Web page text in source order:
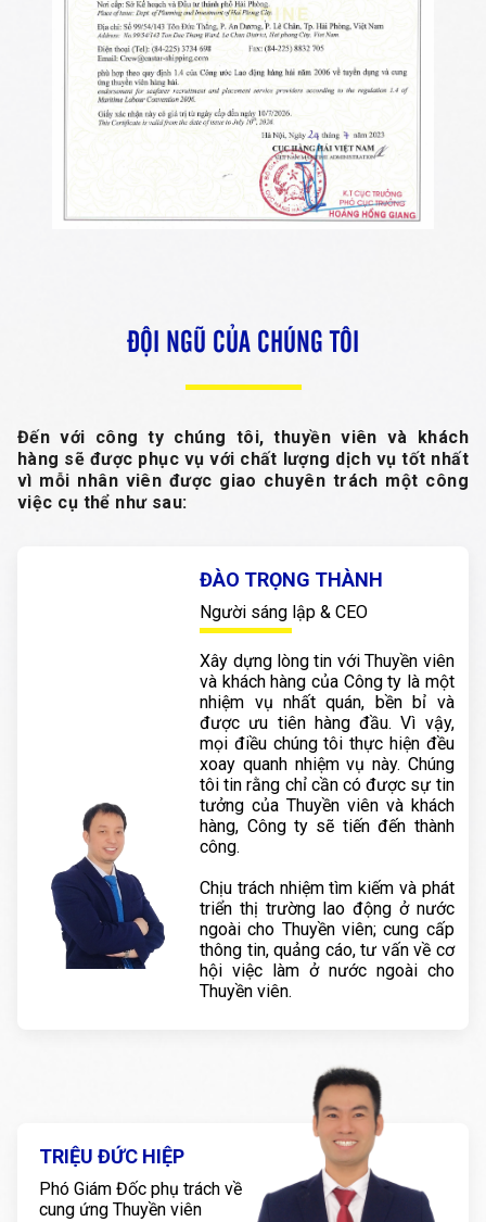
ĐỘI NGŨ CỦA CHÚNG TÔI
Đến với công ty chúng tôi, thuyền viên và khách
hàng sẽ được phục vụ với chất lượng dịch vụ tốt nhất
vì mỗi nhân viên được giao chuyên trách một công
việc cụ thể như sau:
ĐÀO TRỌNG THÀNH
Người sáng lập & CEO
Xây dựng lòng tin với Thuyền viên
và khách hàng của Công ty là một
nhiệm vụ nhất quán, bền bỉ và
được ưu tiên hàng đầu. Vì vậy,
mọi điều chúng tôi thực hiện đều
xoay quanh nhiệm vụ này. Chúng
tôi tin rằng chỉ cần có được sự tin
tưởng của Thuyền viên và khách
hàng, Công ty sẽ tiến đến thành
công.
Chịu trách nhiệm tìm kiếm và phát
triển thị trường lao động ở nước
ngoài cho Thuyền viên; cung cấp
thông tin, quảng cáo, tư vấn về cơ
hội việc làm ở nước ngoài cho
Thuyền viên.
TRIỆU ĐỨC HIỆP
Phó Giám Đốc phụ trách về
cung ứng Thuyền viên